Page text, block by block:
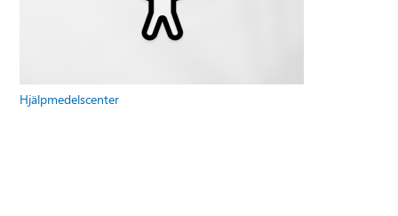
Hjälpmedelscenter